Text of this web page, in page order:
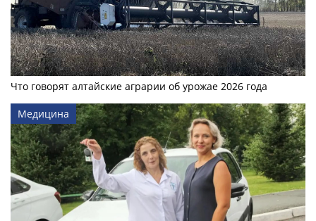
Что говорят алтайские аграрии об урожае 2026 года
Медицина